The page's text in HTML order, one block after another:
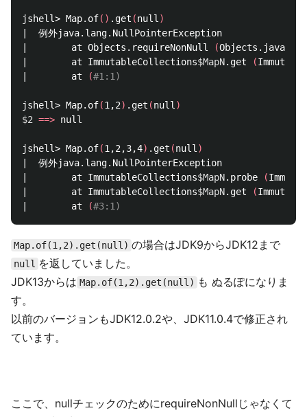
jshell> Map.of() .get (null )
|  例外java.lang.NullPointerException
|        at Objects.requireNonNull
(Objects.java:221
|        at ImmutableCollections$MapN.get (
|        at
(#1:1)
jshell> Map.of(1,2) .get (null )
$2 ==> null
jshell> Map.of(1,2,3,4) .get (null )
|  例外java.lang.NullPointerException
|        at ImmutableCollections$MapN.probe (
|        at ImmutableCollections$MapN.get (
|        at
(#3:1)
Map.of(1,2).get(null) の場合はJDK9からJDK12まで
null を返していました。
JDK13からは Map.of(1,2).get(null) も ぬるぽになりま
す。
以前のバージョンもJDK12.0.2や、JDK11.0.4で修正され
ています。
ここで、nullチェックのためにrequireNonNullじゃなくて